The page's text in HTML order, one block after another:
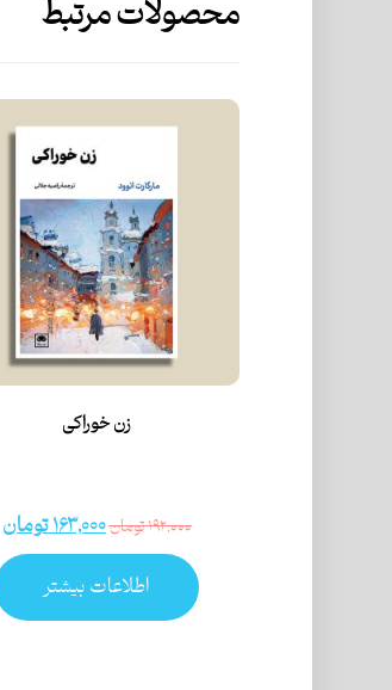
محصولات مرتبط
زن‌ خوراکی
۱۹۲,۰۰۰تومان۱۶۳,۰۰۰تومان
اطلاعات بیشتر